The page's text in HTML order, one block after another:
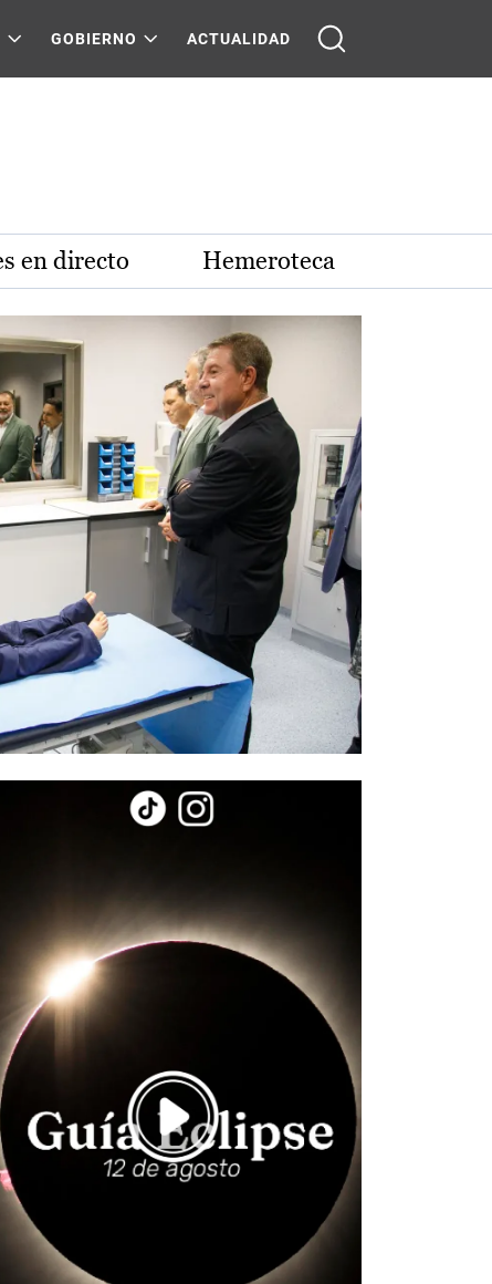
GOBIERNO ACTUALIDAD
en directo Hemeroteca